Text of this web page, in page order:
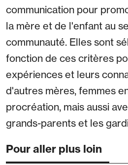
communication pour
la mère et de l'enfant au
communauté. Elles sont
fonction de ces critères
expériences et leurs
d'autres mères, femmes
procréation, mais aussi
grands-parents et les
Pour aller plus loin